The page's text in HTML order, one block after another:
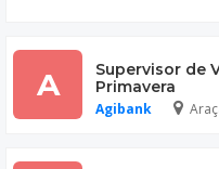
A
Supervisor de
Primavera
Agibank